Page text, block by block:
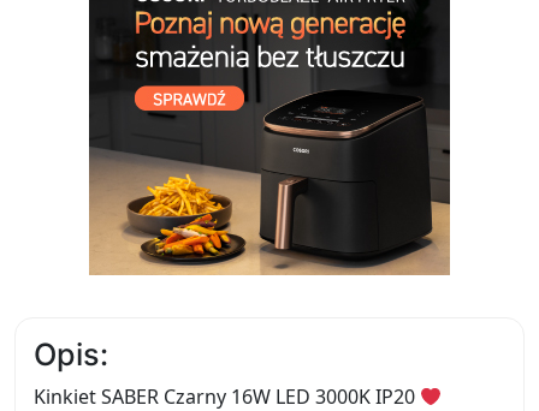
Opis:
Kinkiet SABER Czarny 16W LED 3000K IP20